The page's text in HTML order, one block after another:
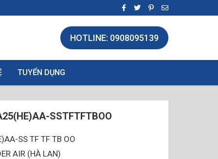
HOTLINE: 0908095139
TUYỂN DỤNG
SSTFTFTBOO
SS TF TF TB OO
AIR (HÀ LAN)